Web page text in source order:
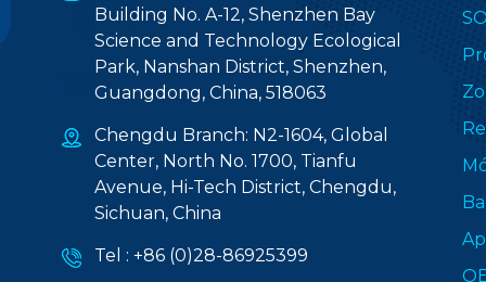
Building No. A-12, Shenzhen Bay
Science and Technology Ecological
Park, Nanshan District, Shenzhen,
Guangdong, China, 518063
Chengdu Branch: N2-1604, Global
Center, North No. 1700, Tianfu
Avenue, Hi-Tech District, Chengdu,
Sichuan, China
Tel : +86 (0)28-86925399